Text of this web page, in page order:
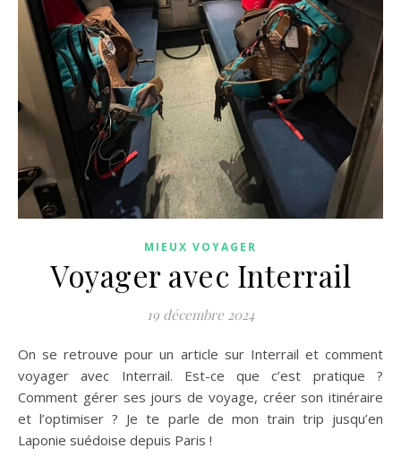
MIEUX VOYAGER
Voyager avec Interrail
19 décembre 2024
On se retrouve pour un article sur Interrail et comment
voyager avec Interrail. Est-ce que c’est pratique ?
Comment gérer ses jours de voyage, créer son itinéraire
et l’optimiser ? Je te parle de mon train trip jusqu’en
Laponie suédoise depuis Paris !